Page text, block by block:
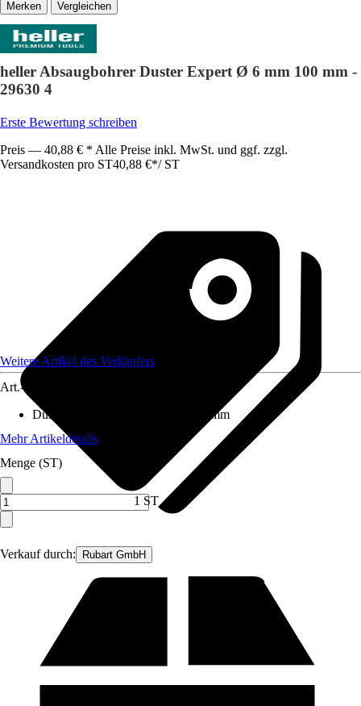
Vergleichen
heller Absaugbohrer Duster Expert Ø 6 mm 100 mm -
29630 4
Erste Bewertung schreiben
Preis — 40,88 € * Alle Preise inkl. MwSt. und ggf. zzgl.
Versandkosten pro ST40,88 €*/ ST
Verkauf durch: Rubart GmbH
Weitere Artikel des Verkäufers
Art.-Nr.
Durchmesser (von - bis)
6 mm - 6 mm
Mehr Artikeldetails
Menge (ST)
1 ST